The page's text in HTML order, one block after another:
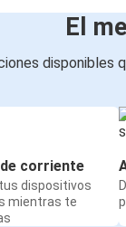
El
disponibles
corriente
dispositivos
mientras te